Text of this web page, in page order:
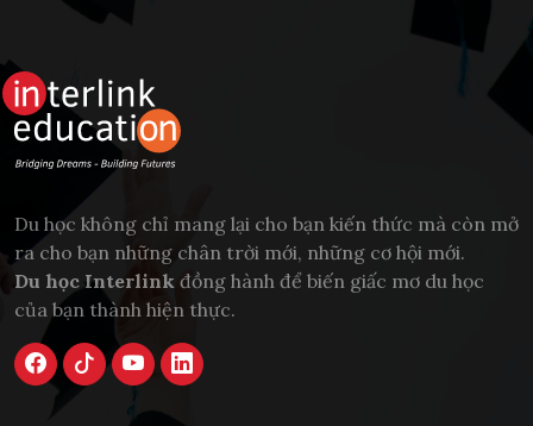
Du học không chỉ mang lại cho bạn kiến thức mà còn mở
ra cho bạn những chân trời mới, những cơ hội mới.
Du học Interlink đồng hành để biến giấc mơ du học
của bạn thành hiện thực.